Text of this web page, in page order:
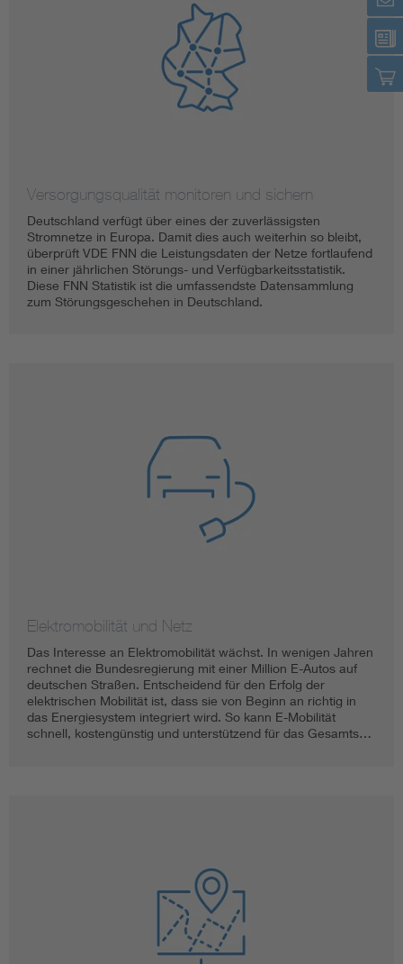
Versorgungsqualität monitoren und sichern
Deutschland verfügt über eines der zuverlässigsten
Stromnetze in Europa. Damit dies auch weiterhin so bleibt,
überprüft VDE FNN die Leistungsdaten der Netze fortlaufend
in einer jährlichen Störungs- und Verfügbarkeitsstatistik.
Diese FNN Statistik ist die umfassendste Datensammlung
zum Störungsgeschehen in Deutschland.
Elektromobilität und Netz
Das Interesse an Elektromobilität wächst. In wenigen Jahren
rechnet die Bundesregierung mit einer Million E-Autos auf
deutschen Straßen. Entscheidend für den Erfolg der
elektrischen Mobilität ist, dass sie von Beginn an richtig in
das Energiesystem integriert wird. So kann E-Mobilität
schnell, kostengünstig und unterstützend für das Gesamts…